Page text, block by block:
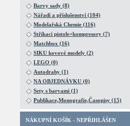
Barvy sady (8)
Nářadí a příslušenství (104)
Modelařská Chemie (116)
Stříkací pistole+kompresory (7)
Matchbox (16)
SIKU kovové modely (2)
LEGO (0)
Autodrahy (1)
NA OBJEDNÁVKU (0)
Sety s barvami (1)
Publikace,Monografie,Časopisy (15)
NÁKUPNÍ KOŠÍK - NEPŘIHLÁŠEN